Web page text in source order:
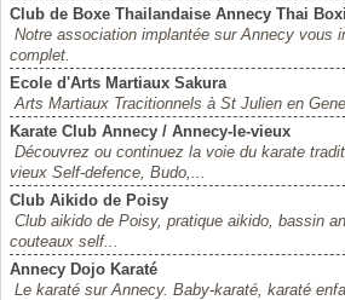
Club de Boxe Thailandaise Annecy Thai
Notre association implantée sur Annecy vous
complet.
Ecole d'Arts Martiaux Sakura
Arts Martiaux Tracitionnels à St Julien en
Karate Club Annecy / Annecy-le-vieux
Découvrez ou continuez la voie du karate
vieux Self-defence, Budo,...
Club Aikido de Poisy
Club aikido de Poisy, pratique aikido, bassin
couteaux self...
Annecy Dojo Karaté
Le karaté sur Annecy. Baby-karaté, karaté